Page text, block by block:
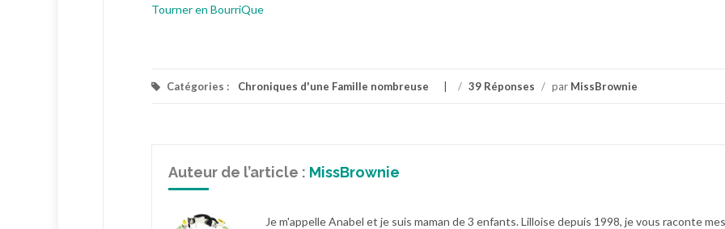
Tourner en BourriQue
Catégories : Chroniques d'une Famille nombreuse / 39 Réponses / par MissBrownie
Auteur de l’article : MissBrownie
Je m'appelle Anabel et je suis maman de 3 enfants. Lilloise depuis 1998, je vous raconte mes